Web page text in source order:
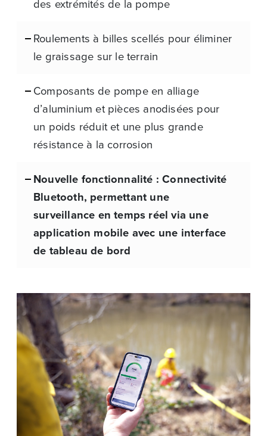
des extrémités de la pompe
Roulements à billes scellés pour éliminer
le graissage sur le terrain
Composants de pompe en alliage
d’aluminium et pièces anodisées pour
un poids réduit et une plus grande
résistance à la corrosion
Nouvelle fonctionnalité : Connectivité
Bluetooth, permettant une
surveillance en temps réel via une
application mobile avec une interface
de tableau de bord